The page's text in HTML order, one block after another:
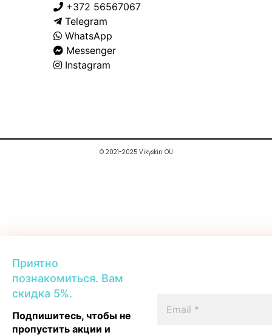
Приятно
познакомиться. Вам
скидка 5%.
Подпишитесь, чтобы не
пропустить акции и
+372 56567067
Telegram
WhatsApp
Messenger
Instagram
© 2021-2025 Vikyskin OÜ